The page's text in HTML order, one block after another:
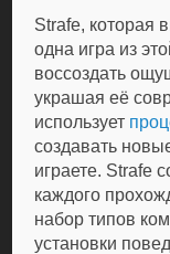
Strafe, которая
одна игра из
воссоздать
украшая её
использует
создавать
играете. Strafe
каждого
набор типов
установки